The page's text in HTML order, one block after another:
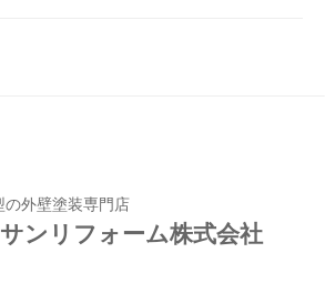
の外壁塗装専門店
ンリフォーム株式会社